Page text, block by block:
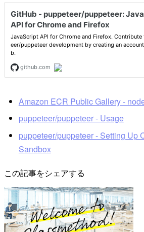
Amazon ECR Public Gallery -
puppeteer/puppeteer - Usage
puppeteer/puppeteer - Setting Up
Sandbox
この記事をシェアする